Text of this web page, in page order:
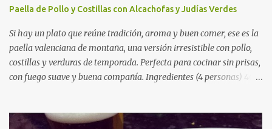
Paella de Pollo y Costillas con Alcachofas y Judías Verdes
Si hay un plato que reúne tradición, aroma y buen comer, ese es la
paella valenciana de montaña, una versión irresistible con pollo,
costillas y verduras de temporada. Perfecta para cocinar sin prisas,
con fuego suave y buena compañía. Ingredientes (4 personas) 400
verdes planas 2 tomates maduros rallados 1,2 litros de caldo de